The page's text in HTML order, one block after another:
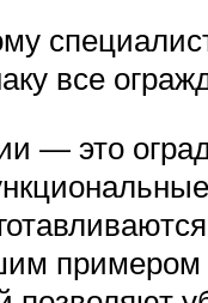
все
— это
примером